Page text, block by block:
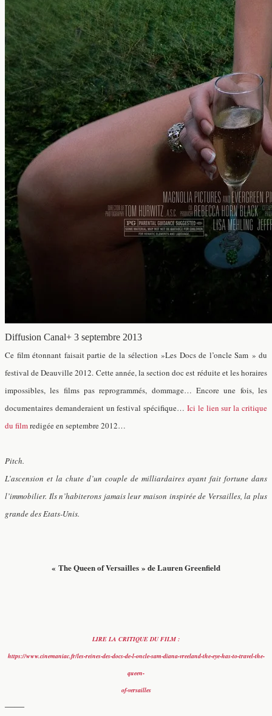
Diffusion Canal+ 3 septembre 2013
Ce film étonnant faisait partie de la sélection »Les Docs de l’oncle Sam » du
festival de Deauville 2012. Cette année, la section doc est réduite et les horaires
impossibles, les films pas reprogrammés, dommage… Encore une fois, les
documentaires demanderaient un festival spécifique… Ici le lien sur la critique
du filmredigée en septembre 2012…
Pitch.
L’ascension et la chute d’un couple de milliardaires ayant fait fortune dans
l’immobilier. Ils n’habiterons jamais leur maison inspirée de Versailles, la plus
grande des Etats-Unis.
« The Queen of Versailles » de Lauren Greenfield
LIRE LA CRITIQUE DU FILM :
https://www.cinemaniac.fr/les-reines-des-docs-de-l-oncle-sam-diana-vreeland-the-eye-has-to-travel-the-
queen-
of-versailles
——